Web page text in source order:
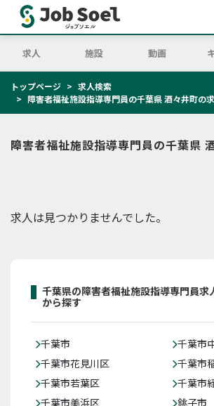
求人 施設 動画
トップページ
求人検索
障害者福祉施設指導専門員の千葉県 酒々井町の
障害者福祉施設指導専門員の千葉県
求人は見つかりませんでした。
千葉県の障害者福祉施設指導専門員求
から探す
千葉市
千葉市
千葉市花見川区
千葉市
千葉市若葉区
千葉市
千葉市美浜区
銚子市